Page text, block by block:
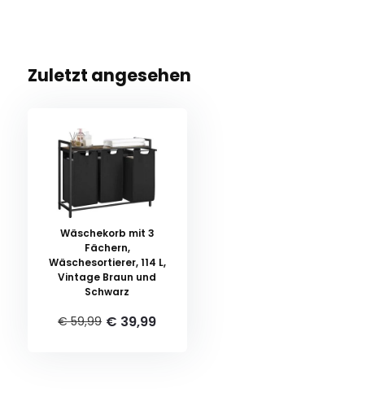
Zuletzt angesehen
Wäschekorb mit 3
Fächern,
Wäschesortierer, 114 L,
Vintage Braun und
Schwarz
€ 59,99 € 39,99